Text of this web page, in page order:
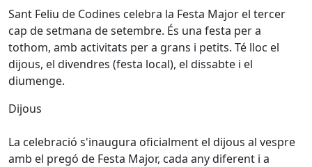
Sant Feliu de Codines celebra la Festa Major el tercer
cap de setmana de setembre. És una festa per a
tothom, amb activitats per a grans i petits. Té lloc el
dijous, el divendres (festa local), el dissabte i el
diumenge.
Dijous
La celebració s'inaugura oficialment el dijous al vespre
amb el pregó de Festa Major, cada any diferent i a